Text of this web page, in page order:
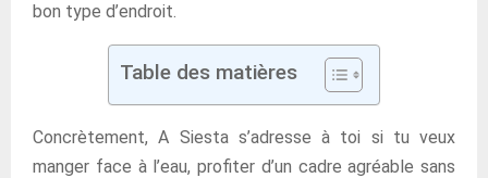
bon type d’endroit.
Table des matières
Concrètement, A Siesta s’adresse à toi si tu veux
manger face à l’eau, profiter d’un cadre agréable sans